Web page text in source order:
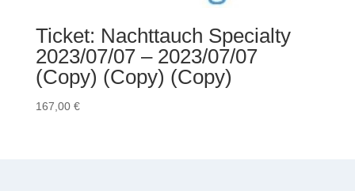
Ticket: Nachttauch Specialty
2023/07/07 – 2023/07/07
(Copy) (Copy) (Copy)
167,00 €